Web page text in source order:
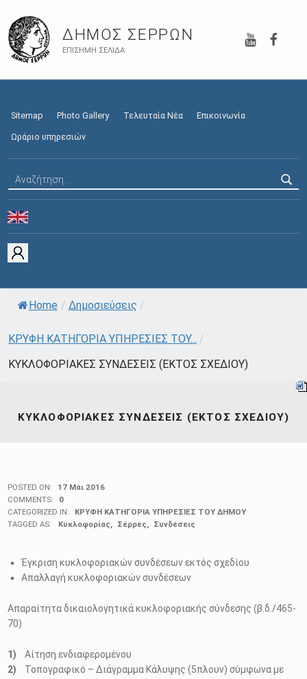
ΔΉΜΟΣ ΣΕΡΡΏΝ
ΕΠΊΣΗΜΗ ΣΕΛΊΔΑ
Sitemap Photo Gallery Τελευταία Νέα Επικοινωνία
Ωράριο υπηρεσιών
Home / Δημοσιεύσεις /
ΚΡΥΦΗ ΚΑΤΗΓΟΡΙΑ ΥΠΗΡΕΣΙΕΣ ΤΟΥ... /
ΚΥΚΛΟΦΟΡΙΑΚΕΣ ΣΥΝΔΕΣΕΙΣ (ΕΚΤΟΣ ΣΧΕΔΙΟΥ)
ΚΥΚΛΟΦΟΡΙΑΚΕΣ ΣΥΝΔΕΣΕΙΣ (ΕΚΤΟΣ ΣΧΕΔΙΟΥ)
POSTED ON:
17 Μάι 2016
COMMENTS:
0
CATEGORIZED IN:
ΚΡΥΦΗ ΚΑΤΗΓΟΡΙΑ ΥΠΗΡΕΣΙΕΣ ΤΟΥ ΔΗΜΟΥ
TAGGED AS:
Κυκλοφορίας Σέρρες Συνδέσεις
Έγκριση κυκλοφοριακών συνδέσεων εκτός σχεδίου
Απαλλαγή κυκλοφοριακών συνδέσεων
Απαραίτητα δικαιολογητικά κυκλοφοριακής σύνδεσης (β.δ./465-
70)
Αίτηση ενδιαφερομένου
Τοπογραφικό – Διάγραμμα Κάλυψης (5πλουν) σύμφωνα με